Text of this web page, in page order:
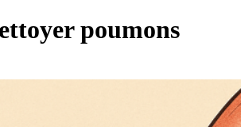
poumons